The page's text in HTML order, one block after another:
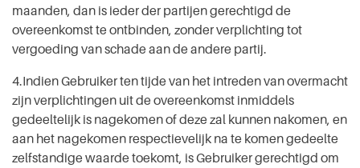
maanden, dan is ieder der partijen gerechtigd de
overeenkomst te ontbinden, zonder verplichting tot
vergoeding van schade aan de andere partij.
4.Indien Gebruiker ten tijde van het intreden van overmacht
zijn verplichtingen uit de overeenkomst inmiddels
gedeeltelijk is nagekomen of deze zal kunnen nakomen, en
aan het nagekomen respectievelijk na te komen gedeelte
zelfstandige waarde toekomt, is Gebruiker gerechtigd om